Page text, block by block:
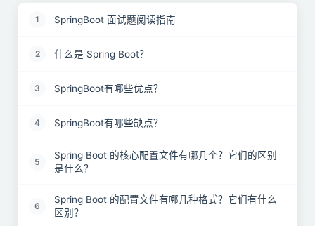
1 SpringBoot 面试题阅读指南
2 什么是 Spring Boot？
3 SpringBoot有哪些优点？
4 SpringBoot有哪些缺点？
5
Spring Boot 的核心配置文件有哪几个？它们的区别
是什么？
6
Spring Boot 的配置文件有哪几种格式？它们有什么
区别？